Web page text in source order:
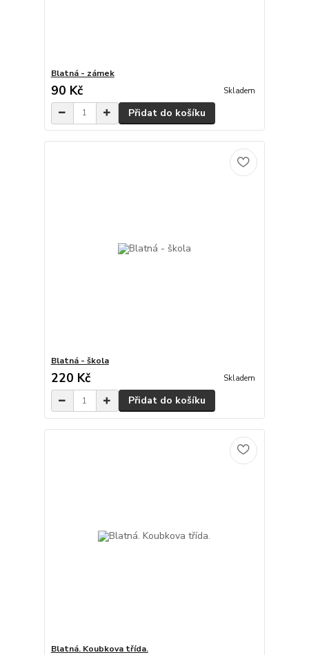
Blatná - zámek
90 Kč Skladem
Přidat do košíku
Blatná - škola
220 Kč Skladem
Přidat do košíku
Blatná. Koubkova třída.